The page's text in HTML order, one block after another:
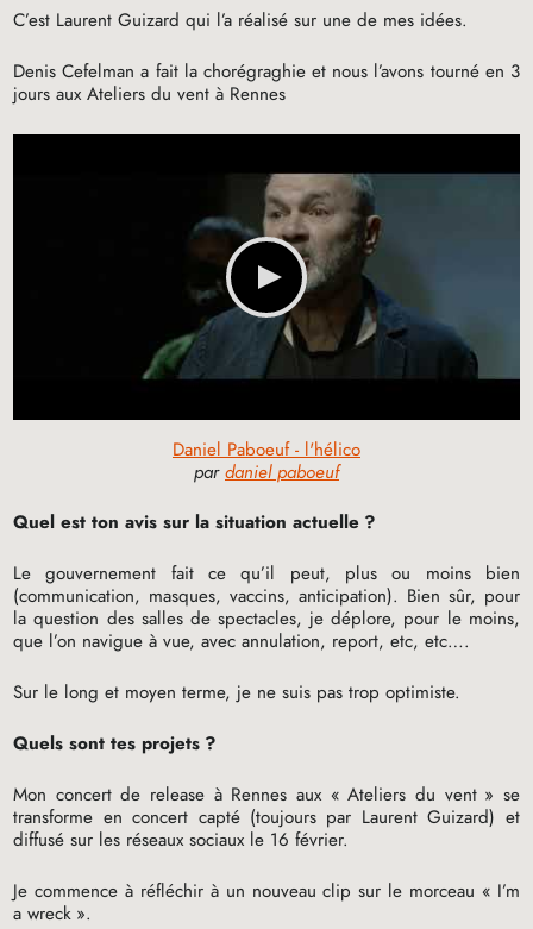
C’est Laurent Guizard qui l’a réalisé sur une de mes idées.
Denis Cefelman a fait la chorégraghie et nous l’avons tourné en 3
jours aux Ateliers du vent à Rennes
Daniel Paboeuf - l'hélico
pardaniel paboeuf
Quel est ton avis sur la situation actuelle ?
Le gouvernement fait ce qu’il peut, plus ou moins bien
(communication, masques, vaccins, anticipation). Bien sûr, pour
la question des salles de spectacles, je déplore, pour le moins,
que l’on navigue à vue, avec annulation, report, etc, etc….
Sur le long et moyen terme, je ne suis pas trop optimiste.
Quels sont tes projets ?
Mon concert de release à Rennes aux « Ateliers du vent » se
transforme en concert capté (toujours par Laurent Guizard) et
diffusé sur les réseaux sociaux le 16 février.
Je commence à réfléchir à un nouveau clip sur le morceau « I’m
a wreck ».